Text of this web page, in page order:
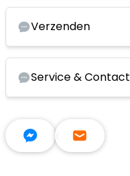
Verzenden
Service & Contact